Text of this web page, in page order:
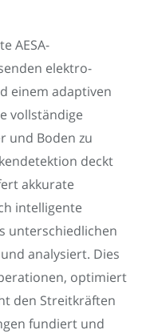
AESA-
elektro-
einem adaptiven
vollständige
und Boden zu
deckt
akkurate
intelligente
unterschiedlichen
analysiert. Dies
optimiert
den Streitkräften
fundiert und